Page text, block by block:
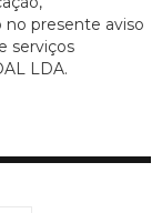
presente aviso
serviços
LDA.